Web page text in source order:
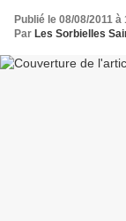
Publié le 08/08/2011 à
Par Les Sorbielles